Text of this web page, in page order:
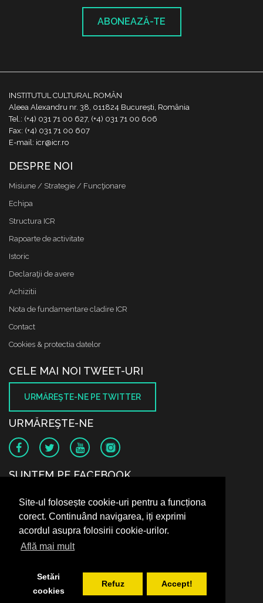
Site-ul folosește cookie-uri pentru a funcționa
corect. Continuând navigarea, iți exprimi
acordul asupra folosirii cookie-urilor.
Află mai mult
Setări
cookies
Refuz Accept!
ABONEAZĂ-TE
INSTITUTUL CULTURAL ROMÂN
Aleea Alexandru nr. 38, 011824 București, România
Tel.: (+4) 031 71 00 627, (+4) 031 71 00 606
Fax: (+4) 031 71 00 607
E-mail: icr@icr.ro
DESPRE NOI
Misiune / Strategie / Funcţionare
Echipa
Structura ICR
Rapoarte de activitate
Istoric
Declaraţii de avere
Achizitii
Nota de fundamentare cladire ICR
Contact
Cookies & protectia datelor
CELE MAI NOI TWEET-URI
URMĂREŞTE-NE PE TWITTER
URMĂREŞTE-NE
SUNTEM PE FACEBOOK